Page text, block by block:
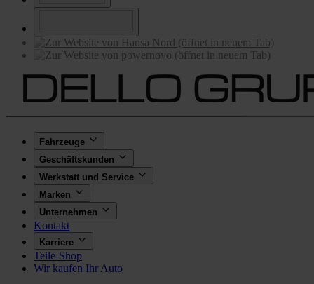
Fahrzeuge
Geschäftskunden
Werkstatt und Service
Marken
Unternehmen
Kontakt
Karriere
Teile-Shop
Wir kaufen Ihr Auto